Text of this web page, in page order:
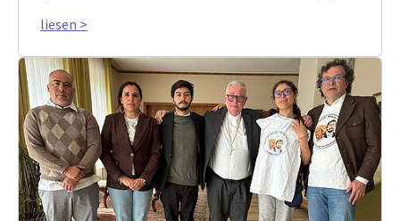
liesen >